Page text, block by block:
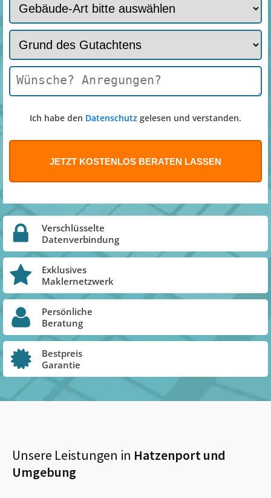
Ich habe den Datenschutz gelesen und verstanden.
Verschlüsselte
Datenverbindung
Exklusives
Maklernetzwerk
Persönliche
Beratung
Bestpreis
Garantie
Unsere Leistungen in Hatzenportund
Umgebung